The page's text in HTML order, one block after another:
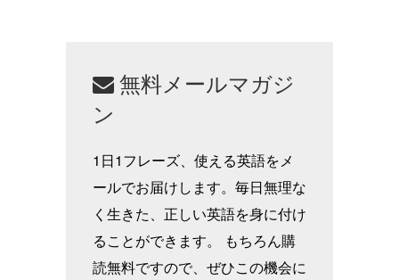
無料メールマガジ
ン
1日1フレーズ、使える英語をメ
ールでお届けします。毎日無理な
く生きた、正しい英語を身に付け
ることができます。 もちろん購
読無料ですので、ぜひこの機会に